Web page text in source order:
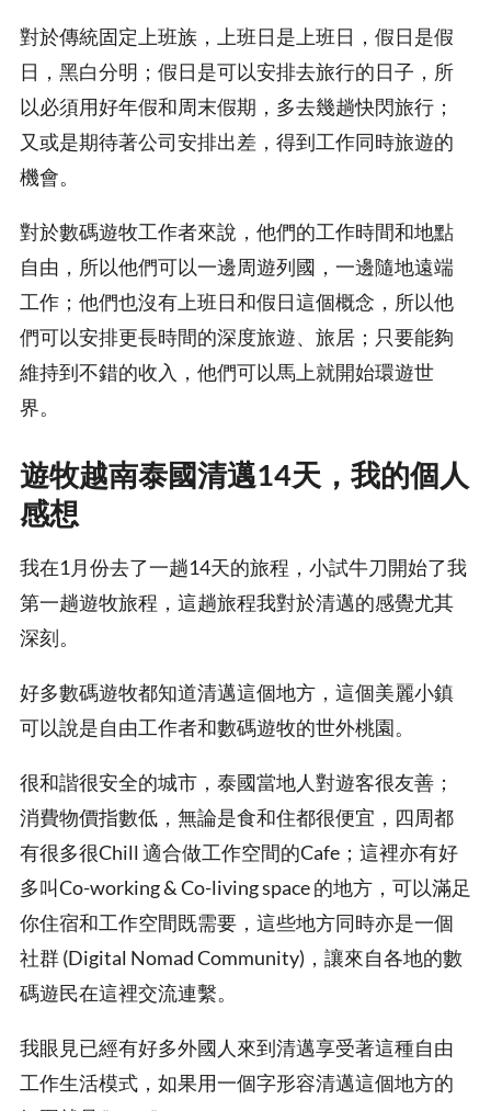
對於傳統固定上班族，上班日是上班日，假日是假
日，黑白分明；假日是可以安排去旅行的日子，所
以必須用好年假和周末假期，多去幾趟快閃旅行；
又或是期待著公司安排出差，得到工作同時旅遊的
機會。
對於數碼遊牧工作者來說，他們的工作時間和地點
自由，所以他們可以一邊周遊列國，一邊隨地遠端
工作；他們也沒有上班日和假日這個概念，所以他
們可以安排更長時間的深度旅遊、旅居；只要能夠
維持到不錯的收入，他們可以馬上就開始環遊世
界。
遊牧越南泰國清邁14天，我的個人
感想
我在1月份去了一趟14天的旅程，小試牛刀開始了我
第一趟遊牧旅程，這趟旅程我對於清邁的感覺尤其
深刻。
好多數碼遊牧都知道清邁這個地方，這個美麗小鎮
可以說是自由工作者和數碼遊牧的世外桃園。
很和諧很安全的城市，泰國當地人對遊客很友善；
消費物價指數低，無論是食和住都很便宜，四周都
有很多很Chill 適合做工作空間的Cafe；這裡亦有好
多叫Co-working & Co-living space 的地方，可以滿足
你住宿和工作空間既需要，這些地方同時亦是一個
社群 (Digital Nomad Community)，讓來自各地的數
碼遊民在這裡交流連繫。
我眼見已經有好多外國人來到清邁享受著這種自由
工作生活模式，如果用一個字形容清邁這個地方的